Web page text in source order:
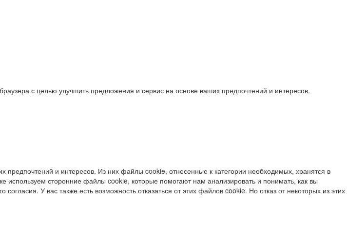
с целью улучшить предложения и сервис на основе ваших предпочтений и интересов.
и интересов. Из них файлы cookie, отнесенные к категории необходимых, хранятся в
сторонние файлы cookie, которые помогают нам анализировать и понимать, как вы
У вас также есть возможность отказаться от этих файлов cookie. Но отказ от некоторых из этих